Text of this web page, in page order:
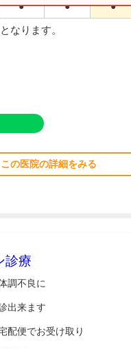
● ● ●
なります。
この医院の詳細をみる
診療
調不良に
出来ます
配便でお受け取り